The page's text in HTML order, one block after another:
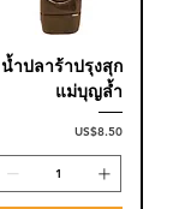
น้ำปลาร้าปรุงสุก
แม่บุญล้ำ
ราคา
US$8.50